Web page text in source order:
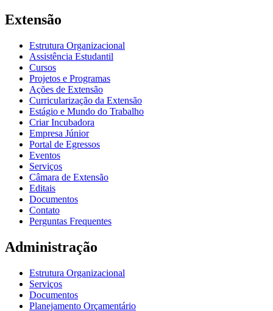
Extensão
Estrutura Organizacional
Assistência Estudantil
Cursos
Projetos e Programas
Ações de Extensão
Curricularização da Extensão
Estágio e Mundo do Trabalho
Criar Incubadora
Empresa Júnior
Portal de Egressos
Eventos
Serviços
Câmara de Extensão
Editais
Documentos
Contato
Perguntas Frequentes
Administração
Estrutura Organizacional
Serviços
Documentos
Planejamento Orçamentário